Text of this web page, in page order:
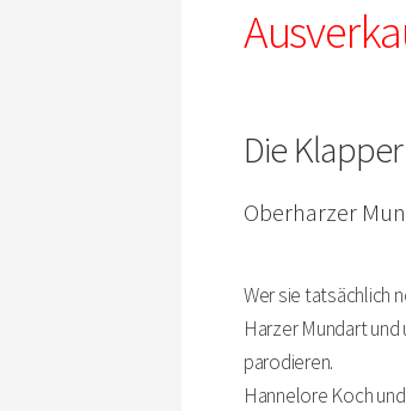
Die
Oberharzer
Wer sie tatsächlich
Harzer Mundart
parodieren.
Hannelore Koch